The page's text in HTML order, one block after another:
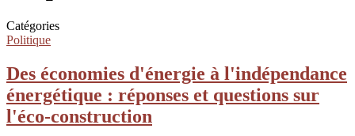
Catégories
Politique
Des économies d'énergie à l'indépendance
énergétique : réponses et questions sur
l'éco-construction